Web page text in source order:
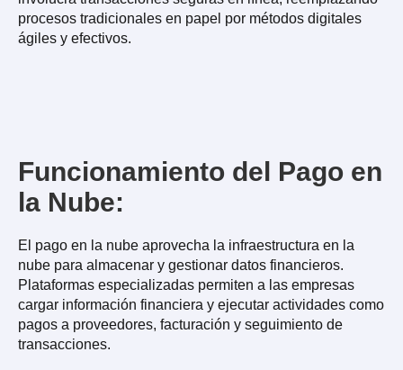
procesos tradicionales en papel por métodos digitales
ágiles y efectivos.
Funcionamiento del Pago en
la Nube:
El pago en la nube aprovecha la infraestructura en la
nube para almacenar y gestionar datos financieros.
Plataformas especializadas permiten a las empresas
cargar información financiera y ejecutar actividades como
pagos a proveedores, facturación y seguimiento de
transacciones.